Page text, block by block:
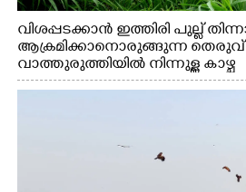
വിശപ്പടക്കാൻ ഇത്തിരി പുല്ല്
ആക്രമിക്കാനൊരുങ്ങുന്ന
വാത്തുരുത്തിയിൽ നിന്നുള്ള കാഴ്ച